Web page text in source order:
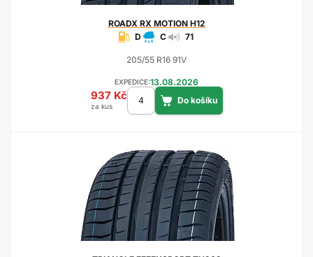
ROADX RX MOTION H12
D
C 71
205/55 R16 91V
EXPEDICE:13.08.2026
937 Kč
za kus